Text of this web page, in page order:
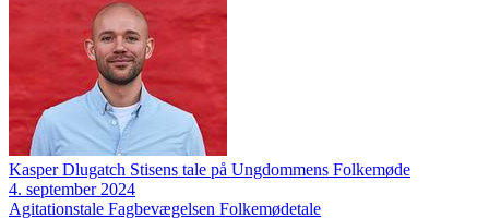
Kasper Dlugatch Stisens tale på Ungdommens Folkemøde
4. september 2024
Agitationstale Fagbevægelsen Folkemødetale